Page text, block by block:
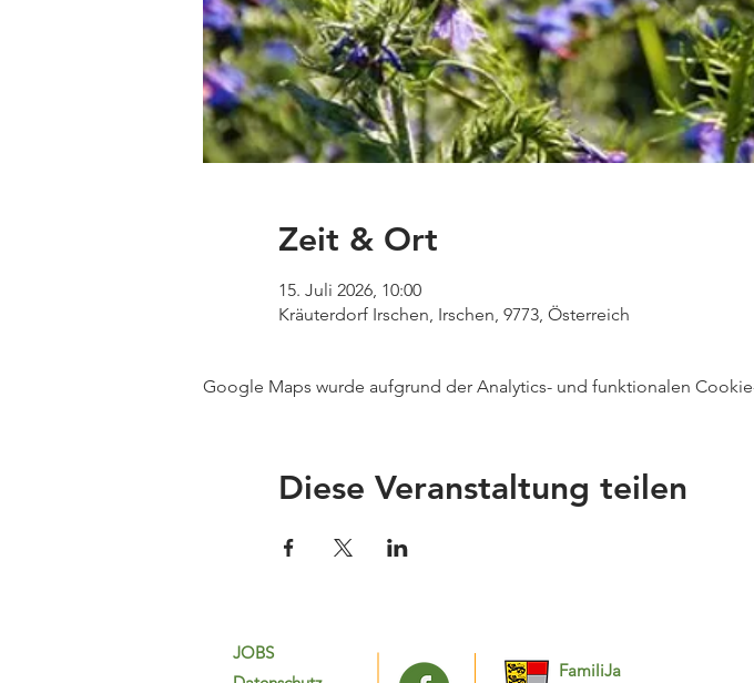
Zeit & Ort
15. Juli 2026, 10:00
Kräuterdorf Irschen, Irschen, 9773, Österreich
Google Maps wurde aufgrund der Analytics- und funktionalen
Diese Veranstaltung teilen
JOBS
FamiliJa